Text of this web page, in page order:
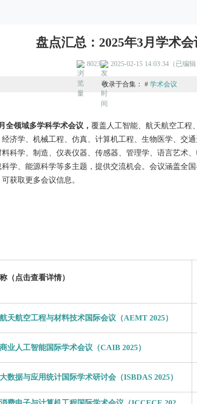
盘点汇总：2025年3月学术
8023 2025-02-15 14:03:34（已编辑
收录于合集： #学术会议
全领域多学科学术会议， 覆盖人工智能、航天航空工程
经济学、机械工程、仿真、计算机工程、生物医学、交
料科学、制造、仪表仪器、传感器、管理学、语言艺术
学、能源科学等多主题，提供交流机会。会议涵盖全国
可获取更多会议信息。
（点击查看详情）
天航空工程与材料技术国际会议（AEMT 2025）
业人工智能国际学术会议（CAIB 2025）
数据与应用统计国际学术研讨会（ISBDAS 2025）